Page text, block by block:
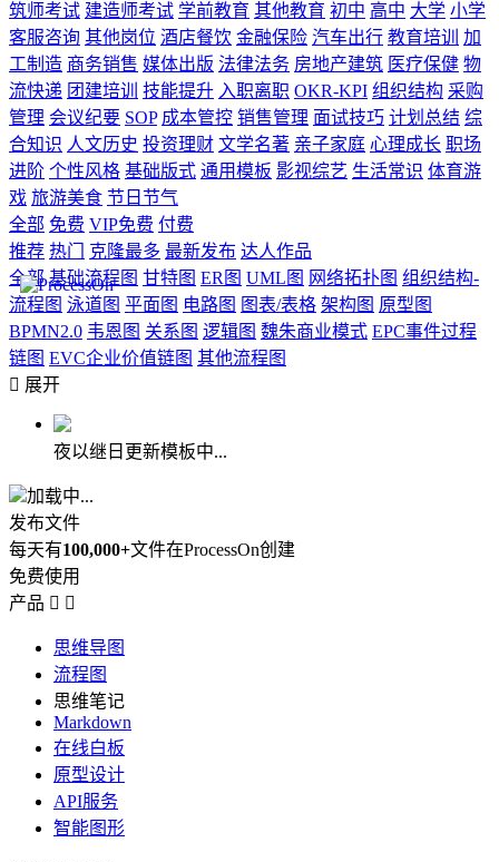
筑师考试 建造师考试 学前教育 其他教育 初中 高中 大学 小学
客服咨询 其他岗位 酒店餐饮 金融保险 汽车出行 教育培训
加
工制造 商务销售 媒体出版 法律法务 房地产建筑 医疗保健 物
流快递 团建培训 技能提升 入职离职 OKR-KPI 组织结构 采购
管理 会议纪要 SOP 成本管控 销售管理 面试技巧 计划总结 综
合知识 人文历史 投资理财 文学名著 亲子家庭 心理成长 职场
进阶 个性风格 基础版式 通用模板 影视综艺 生活常识 体育游
戏 旅游美食 节日节气
全部 免费 VIP免费 付费
推荐 热门 克隆最多 最新发布 达人作品
全部 基础流程图 甘特图 ER图 UML图 网络拓扑图 组织结构-
流程图 泳道图 平面图 电路图 图表/表格 架构图 原型图
BPMN2.0 韦恩图 关系图 逻辑图 魏朱商业模式 EPC事件过程
链图 EVC企业价值链图 其他流程图
 展开
夜以继日更新模板中...
加载中...
发布文件
每天有100,000+文件在ProcessOn创建
免费使用
产品  
思维导图
流程图
思维笔记
Markdown
在线白板
原型设计
API服务
智能图形